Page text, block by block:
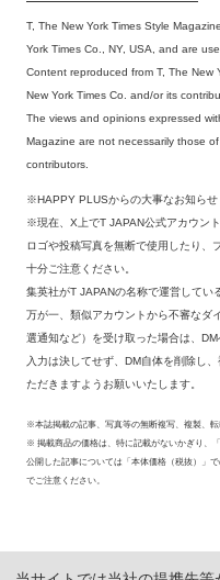
T, The New York Times Style
York Times Co., NY, USA, and are
Content reproduced from T, The New
New York Times Co. and/or its
The views and opinions expressed
Magazine are not necessarily those
contributors.
※HAPPY PLUSからの大事なお知らせ
※現在、X上でT JAPAN公式アカウン
ロゴや投稿写真を無断で使用したり、
十分ご注意ください。
集英社がT JAPANの名称で運営してい
万が一、類似アカウントから不審なダ
選通知など）を受け取った場合は、
入力は決してせず、DM自体を削除し
ただきますようお願いいたします。
※本誌掲載の記事、写真等の無断複写、複製、転
※ 掲載商品の価格は、特に記載がないかぎり、
公開した記事については「本体価格（税抜）」
でご注意ください。